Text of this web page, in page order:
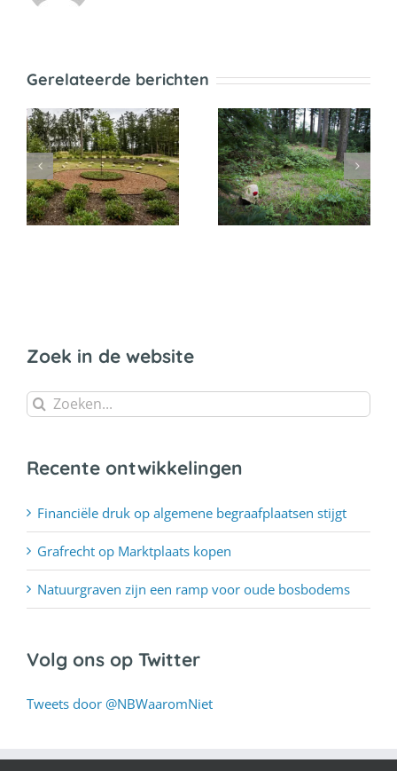
Gerelateerde berichten
Grafrecht op
Marktplaats
kopen
Natuurgraven
zijn een ramp
voor oude
bosbodems
Zoek in de website
Zoeken
naar:
Recente ontwikkelingen
Financiële druk op algemene begraafplaatsen stijgt
Grafrecht op Marktplaats kopen
Natuurgraven zijn een ramp voor oude bosbodems
Volg ons op Twitter
Tweets door @NBWaaromNiet